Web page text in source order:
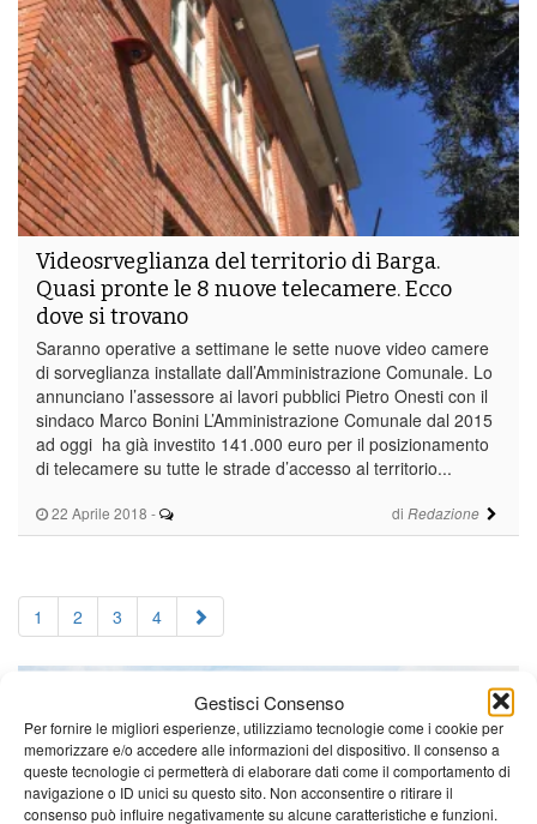
Gestisci Consenso
Per fornire le migliori esperienze, utilizziamo tecnologie come i cookie per
memorizzare e/o accedere alle informazioni del dispositivo. Il consenso a
queste tecnologie ci permetterà di elaborare dati come il comportamento di
navigazione o ID unici su questo sito. Non acconsentire o ritirare il
consenso può influire negativamente su alcune caratteristiche e funzioni.
22 Aprile 2018 - di Redazione
Videosrveglianza del territorio di Barga.
Quasi pronte le 8 nuove telecamere. Ecco
dove si trovano
Saranno operative a settimane le sette nuove video camere
di sorveglianza installate dall’Amministrazione Comunale. Lo
annunciano l’assessore ai lavori pubblici Pietro Onesti con il
sindaco Marco Bonini L’Amministrazione Comunale dal 2015
ad oggi ha già investito 141.000 euro per il posizionamento
di telecamere su tutte le strade d’accesso al territorio...
1 2 3 4